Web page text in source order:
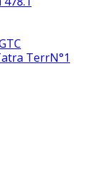
TerrN°1